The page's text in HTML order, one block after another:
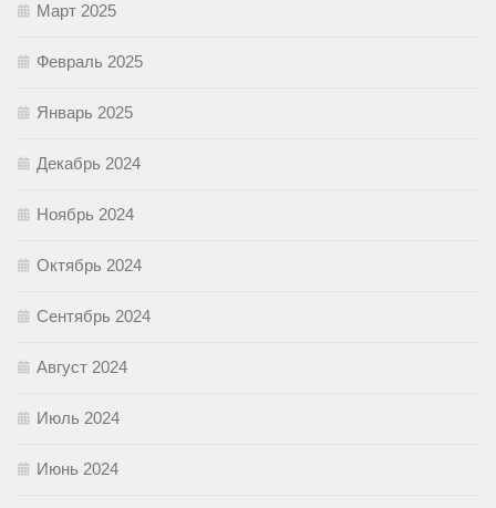
Март 2025
Февраль 2025
Январь 2025
Декабрь 2024
Ноябрь 2024
Октябрь 2024
Сентябрь 2024
Август 2024
Июль 2024
Июнь 2024